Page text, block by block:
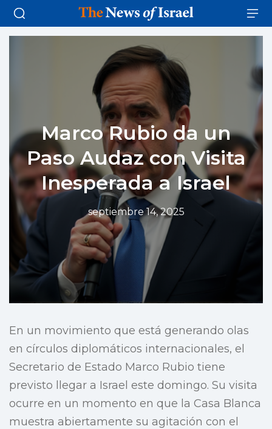
Marco Rubio da un
Paso Audaz con Visita
Inesperada a Israel
septiembre 14, 2025
En un movimiento que está generando olas
en círculos diplomáticos internacionales, el
Secretario de Estado Marco Rubio tiene
previsto llegar a Israel este domingo. Su visita
ocurre en un momento en que la Casa Blanca
muestra abiertamente su agitación con el